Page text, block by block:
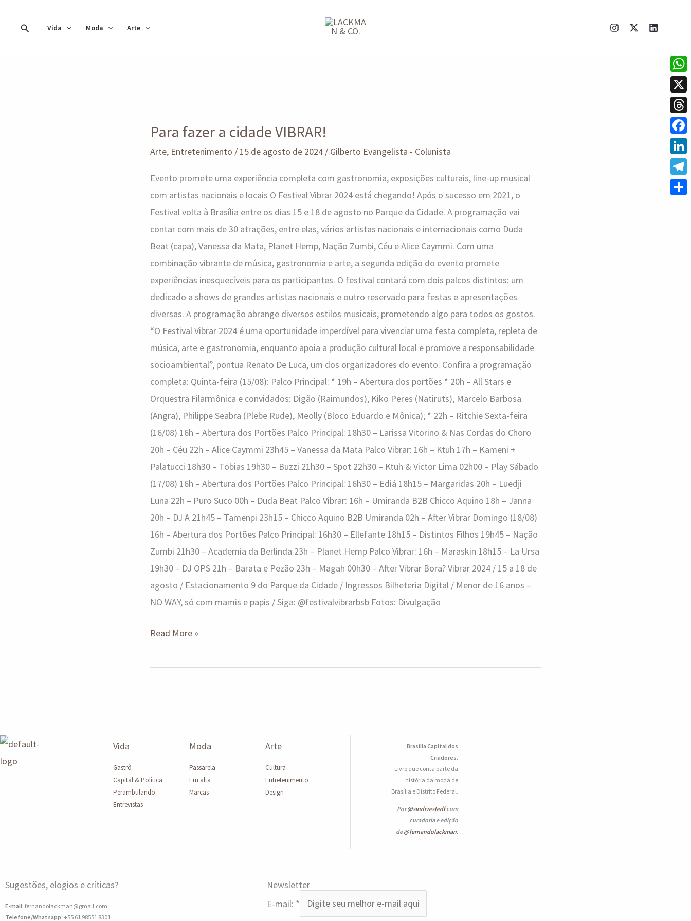
Pesquisar
Vida Moda Arte
Para fazer a cidade VIBRAR!
Arte, Entretenimento / 15 de agosto de 2024 / Gilberto Evangelista - Colunista
Evento promete uma experiência completa com gastronomia, exposições culturais, line-up musical
com artistas nacionais e locais O Festival Vibrar 2024 está chegando! Após o sucesso em 2021, o
Festival volta à Brasília entre os dias 15 e 18 de agosto no Parque da Cidade. A programação vai
contar com mais de 30 atrações, entre elas, vários artistas nacionais e internacionais como Duda
Beat (capa), Vanessa da Mata, Planet Hemp, Nação Zumbi, Céu e Alice Caymmi. Com uma
combinação vibrante de música, gastronomia e arte, a segunda edição do evento promete
experiências inesquecíveis para os participantes. O festival contará com dois palcos distintos: um
dedicado a shows de grandes artistas nacionais e outro reservado para festas e apresentações
diversas. A programação abrange diversos estilos musicais, prometendo algo para todos os gostos.
“O Festival Vibrar 2024 é uma oportunidade imperdível para vivenciar uma festa completa, repleta de
música, arte e gastronomia, enquanto apoia a produção cultural local e promove a responsabilidade
socioambiental”, pontua Renato De Luca, um dos organizadores do evento. Confira a programação
completa: Quinta-feira (15/08): Palco Principal: * 19h – Abertura dos portões * 20h – All Stars e
Orquestra Filarmônica e convidados: Digão (Raimundos), Kiko Peres (Natiruts), Marcelo Barbosa
(Angra), Philippe Seabra (Plebe Rude), Meolly (Bloco Eduardo e Mônica); * 22h – Ritchie Sexta-feira
(16/08) 16h – Abertura dos Portões Palco Principal: 18h30 – Larissa Vitorino & Nas Cordas do Choro
20h – Céu 22h – Alice Caymmi 23h45 – Vanessa da Mata Palco Vibrar: 16h – Ktuh 17h – Kameni +
Palatucci 18h30 – Tobias 19h30 – Buzzi 21h30 – Spot 22h30 – Ktuh & Victor Lima 02h00 – Play Sábado
(17/08) 16h – Abertura dos Portões Palco Principal: 16h30 – Ediá 18h15 – Margaridas 20h – Luedji
Luna 22h – Puro Suco 00h – Duda Beat Palco Vibrar: 16h – Umiranda B2B Chicco Aquino 18h – Janna
20h – DJ A 21h45 – Tamenpi 23h15 – Chicco Aquino B2B Umiranda 02h – After Vibrar Domingo (18/08)
16h – Abertura dos Portões Palco Principal: 16h30 – Ellefante 18h15 – Distintos Filhos 19h45 – Nação
Zumbi 21h30 – Academia da Berlinda 23h – Planet Hemp Palco Vibrar: 16h – Maraskin 18h15 – La Ursa
19h30 – DJ OPS 21h – Barata e Pezão 23h – Magah 00h30 – After Vibrar Bora? Vibrar 2024 / 15 a 18 de
agosto / Estacionamento 9 do Parque da Cidade / Ingressos Bilheteria Digital / Menor de 16 anos –
NO WAY, só com mamis e papis / Siga: @festivalvibrarbsb Fotos: Divulgação
a
cidade
Read More »
Vida
Gastrô
Capital & Política
Perambulando
Entrevistas
Moda
Passarela
Em alta
Marcas
Arte
Cultura
Entretenimento
Design
Brasília Capital dos
Criadores.
Livro que conta parte da
história da moda de
Brasília e Distrito Federal.
Por@sindivestedfcom
curadoria e edição
de@fernandolackman.
Sugestões, elogios e críticas?
E-mail: fernandolackman@gmail.com
Telefone/Whatsapp: +55 61 98551 8301
Newsletter
E-mail: *
X